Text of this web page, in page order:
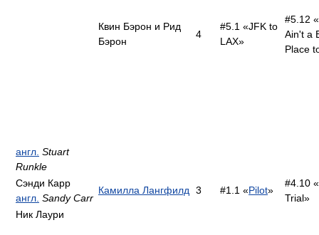
англ. Stuart
Runkle
Квин Бэрон и Рид
Бэрон
4
#5.1 «JFK to
LAX»
#5.12
Ain't a
Place
Сэнди Карр
англ. Sandy Carr
Камилла Лангфилд 3 #1.1 «Pilot»
#4.10
Trial»
Ник Лаури